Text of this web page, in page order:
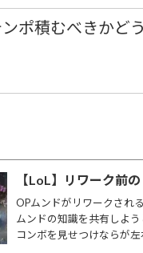
ポ積むべきかど
【LoL】リワーク前
OPムンドがリワークされ
ムンドの知識を共有しよ
コンボを見せつけならが